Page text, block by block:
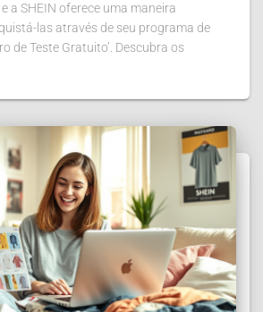
a SHEIN oferece uma maneira
las através de seu programa de
de Teste Gratuito’. Descubra os